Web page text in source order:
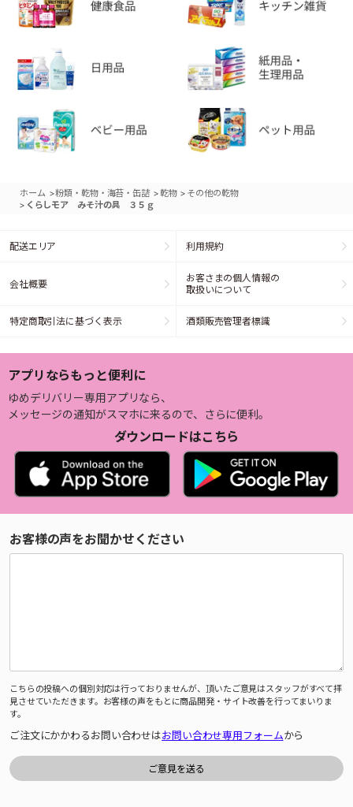
ホーム >粉類・乾物・海苔・缶詰 >乾物 > その他の乾物
> くらしモア みそ汁の具 ３５ｇ
配送エリア 利用規約
会社概要
お客さまの個人情報の
取扱いについて
特定商取引法に基づく表示 酒類販売管理者標識
アプリならもっと便利に
ゆめデリバリー専用アプリなら、
メッセージの通知がスマホに来るので、さらに便利。
ダウンロードはこちら
お客様の声をお聞かせください
こちらの投稿への個別対応は行っておりませんが、頂いたご意見はスタッフがすべて拝
見させていただきます。お客様の声をもとに商品開発・サイト改善を行ってまいりま
す。
ご注文にかかわるお問い合わせはお問い合わせ専用フォームから